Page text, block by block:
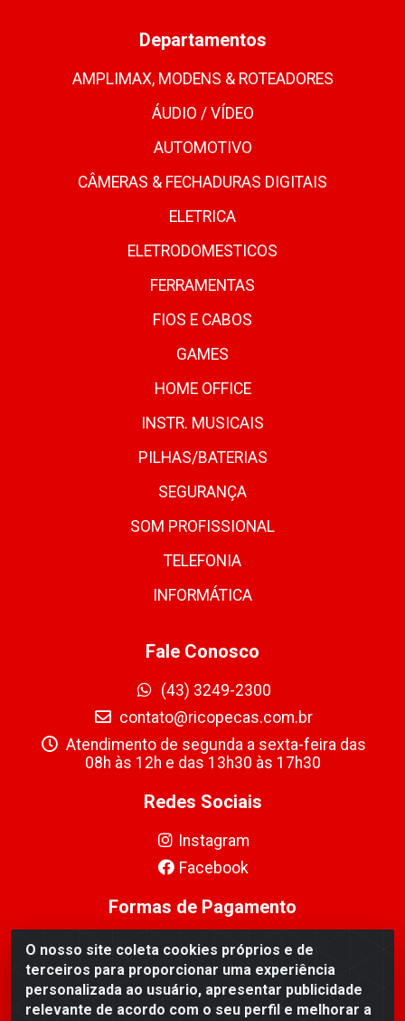
O nosso site coleta cookies próprios e de
terceiros para proporcionar uma experiência
personalizada ao usuário, apresentar publicidade
relevante de acordo com o seu perfil e melhorar a
Departamentos
AMPLIMAX, MODENS & ROTEADORES
ÁUDIO / VÍDEO
AUTOMOTIVO
CÂMERAS & FECHADURAS DIGITAIS
ELETRICA
ELETRODOMESTICOS
FERRAMENTAS
FIOS E CABOS
GAMES
HOME OFFICE
INSTR. MUSICAIS
PILHAS/BATERIAS
SEGURANÇA
SOM PROFISSIONAL
TELEFONIA
INFORMÁTICA
Fale Conosco
(43) 3249-2300
contato@ricopecas.com.br
Atendimento de segunda a sexta-feira das
08h às 12h e das 13h30 às 17h30
Redes Sociais
Instagram
Facebook
Formas de Pagamento
Ricopeças Comércio de componentes Eletrônicos Ltda -